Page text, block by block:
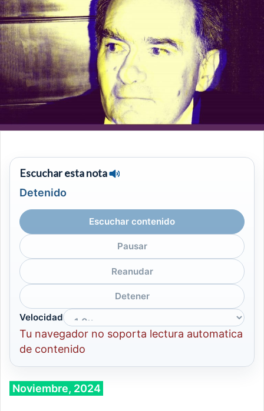
Escuchar esta nota
Detenido
Escuchar contenido
Pausar
Reanudar
Detener
Velocidad
Tu navegador no soporta lectura automatica
de contenido
Noviembre, 2024